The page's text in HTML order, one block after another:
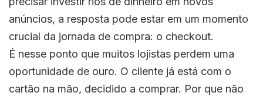
anúncios, a resposta pode estar em um momento
crucial da jornada de compra: o checkout.
É nesse ponto que muitos lojistas perdem uma
oportunidade de ouro. O cliente já está com o
cartão na mão, decidido a comprar. Por que não